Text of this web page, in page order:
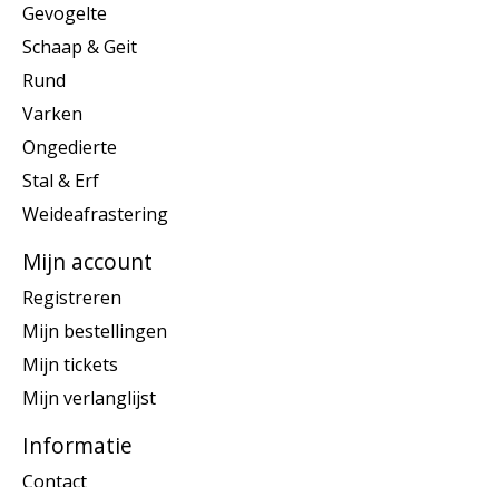
Gevogelte
Schaap & Geit
Rund
Varken
Ongedierte
Stal & Erf
Weideafrastering
Mijn account
Registreren
Mijn bestellingen
Mijn tickets
Mijn verlanglijst
Informatie
Contact